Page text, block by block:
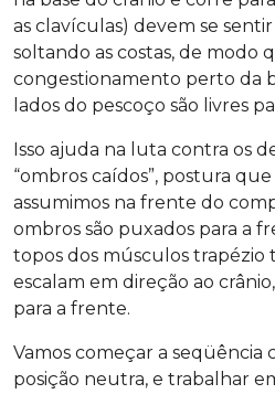
as clavículas) devem se
soltando as costas, de modo
congestionamento perto da
lados do pescoço são livres
Isso ajuda na luta contra os
“ombros caídos”, postura
assumimos na frente do
ombros são puxados para a
topos dos músculos trapézio
escalam em direção ao
para a frente.
Vamos começar a seqüência
posição neutra, e trabalhar